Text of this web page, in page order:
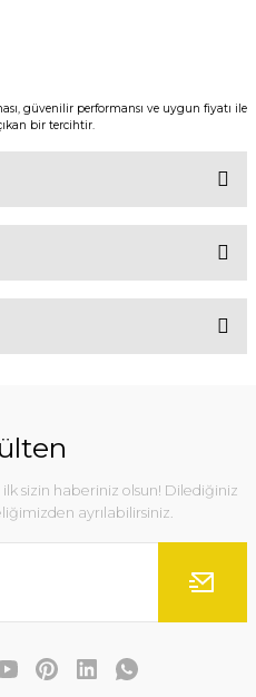
güvenilir performansı ve uygun fiyatı ile
bir tercihtir.
ederiz.
görüntülenemiyor.
olmalı.
sizin haberiniz olsun! Dilediğiniz
ayrılabilirsiniz.